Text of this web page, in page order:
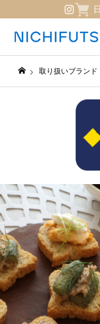
取り扱いブランド